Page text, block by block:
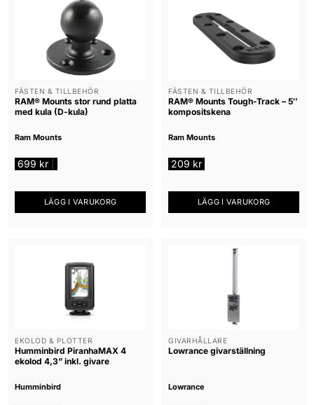
FÄSTEN & TILLBEHÖR
RAM® Mounts stor rund platta
med kula (D-kula)
Ram Mounts
699 kr
LÄGG I VARUKORG
FÄSTEN & TILLBEHÖR
RAM® Mounts Tough-Track – 5″
kompositskena
Ram Mounts
209 kr
LÄGG I VARUKORG
EKOLOD & PLOTTER
Humminbird PiranhaMAX 4
ekolod 4,3” inkl. givare
Humminbird
GIVARHÅLLARE
Lowrance givarställning
Lowrance